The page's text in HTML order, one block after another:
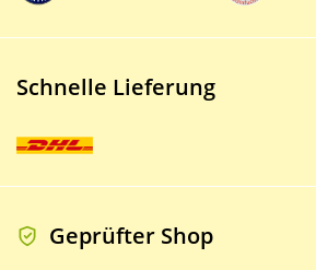
Schnelle Lieferung
Geprüfter Shop